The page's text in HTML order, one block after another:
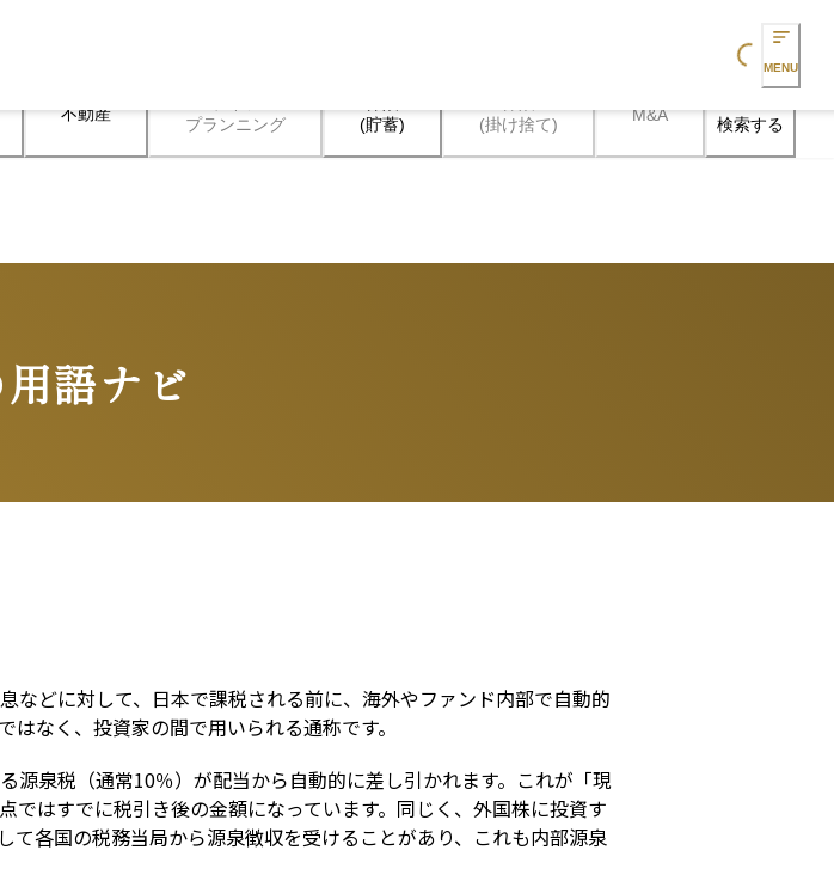
Loading...
MENU
不動産
プランニング
(貯蓄)
(掛け捨て)
M&A 検索する
語ナビ
どに対して、日本で課税される前に、海外やファンド内部で自動的
なく、投資家の間で用いられる通称です。
泉税（通常10％）が配当から自動的に差し引かれます。これが「現
はすでに税引き後の金額になっています。同じく、外国株に投資す
各国の税務当局から源泉徴収を受けることがあり、これも内部源泉